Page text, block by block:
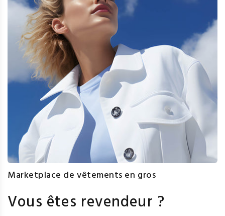
Marketplace de vêtements en gros
Vous êtes revendeur ?